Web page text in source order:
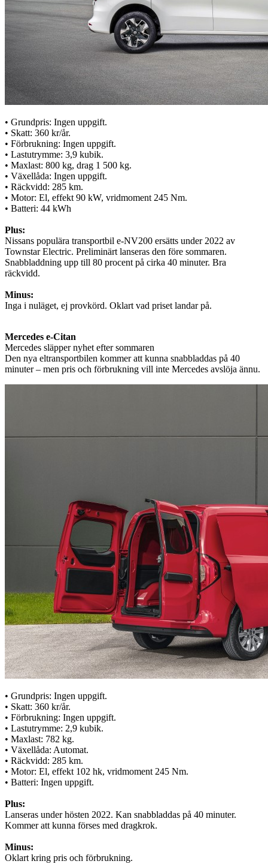
• Grundpris: Ingen uppgift.
• Skatt: 360 kr/år.
• Förbrukning: Ingen uppgift.
• Lastutrymme: 3,9 kubik.
• Maxlast: 800 kg, drag 1 500 kg.
• Växellåda: Ingen uppgift.
• Räckvidd: 285 km.
• Motor: El, effekt 90 kW, vridmoment 245 Nm.
• Batteri: 44 kWh
Plus:
Nissans populära transportbil e-NV200 ersätts under 2022 av
Townstar Electric. Preliminärt lanseras den före sommaren.
Snabbladdning upp till 80 procent på cirka 40 minuter. Bra
räckvidd.
Minus:
Inga i nuläget, ej provkörd. Oklart vad priset landar på.
Mercedes e-Citan
Mercedes släpper nyhet efter sommaren
Den nya eltransportbilen kommer att kunna snabbladdas på 40
minuter – men pris och förbrukning vill inte Mercedes avslöja ännu.
• Grundpris: Ingen uppgift.
• Skatt: 360 kr/år.
• Förbrukning: Ingen uppgift.
• Lastutrymme: 2,9 kubik.
• Maxlast: 782 kg.
• Växellåda: Automat.
• Räckvidd: 285 km.
• Motor: El, effekt 102 hk, vridmoment 245 Nm.
• Batteri: Ingen uppgift.
Plus:
Lanseras under hösten 2022. Kan snabbladdas på 40 minuter.
Kommer att kunna förses med dragkrok.
Minus:
Oklart kring pris och förbrukning.